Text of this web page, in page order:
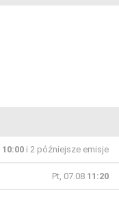
10:00 i 2 późniejsze emisje
Pt, 07.08 11:20